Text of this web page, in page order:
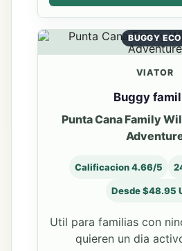
BUGGY ECO
VIATOR
Buggy
Punta Cana Family
Calificacion 4.66/5
Desde $48.95
Util para familias con
quieren un dia